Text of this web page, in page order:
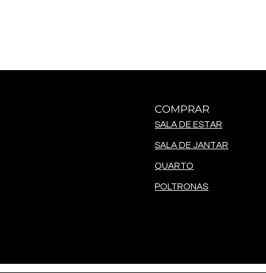
COMPRAR
SALA DE ESTAR
SALA DE JANTAR
QUARTO
POLTRONAS